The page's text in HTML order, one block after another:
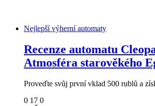
Nejlepší výherní automaty
Recenze automatu
Atmosféra starověkého
Proveďte svůj první vklad 500 rublů a
0 17 0